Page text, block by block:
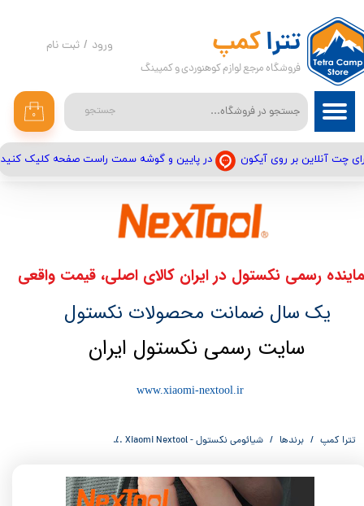
جستجو ۰
ورود / ثبت نام
حساب کاربری من
تغییر گذر واژه
سفارشات
خروج از حساب کاربری
چت آنلاین بر روی آیکون در پایین و گوشه سمت راست صفحه کلیک کنید
تتراکمپ
فروشگاه مرجع لوازم کوهنوردی و کمپینگ
رسمی نکستول در ایران کالای اصلی، قیمت واقعی
www.xiaomi-nextool.ir
سایت رسمی نکستول ایران
​یک سال ضمانت محصولات نکستول
تترا کمپ برندها شیائومی نکستول - Xiaomi Nextool